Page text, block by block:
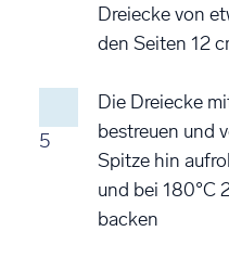
Dreiecke von
den Seiten 12
5
Die Dreiecke
bestreuen und
Spitze hin
und bei 180°C
backen